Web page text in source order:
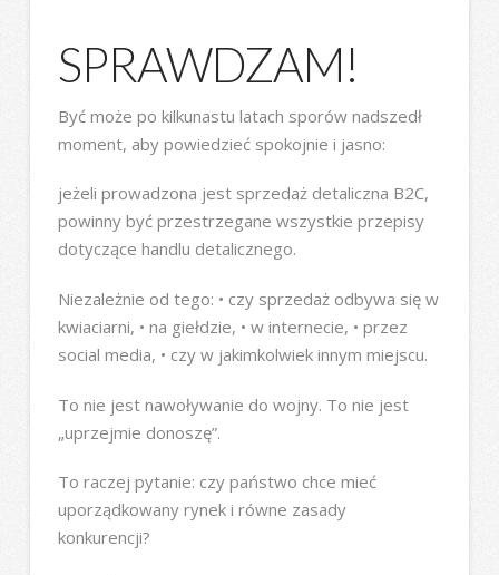
SPRAWDZAM!
Być może po kilkunastu latach sporów nadszedł
moment, aby powiedzieć spokojnie i jasno:
jeżeli prowadzona jest sprzedaż detaliczna B2C,
powinny być przestrzegane wszystkie przepisy
dotyczące handlu detalicznego.
Niezależnie od tego: • czy sprzedaż odbywa się w
kwiaciarni, • na giełdzie, • w internecie, • przez
social media, • czy w jakimkolwiek innym miejscu.
To nie jest nawoływanie do wojny. To nie jest
„uprzejmie donoszę”.
To raczej pytanie: czy państwo chce mieć
uporządkowany rynek i równe zasady
konkurencji?